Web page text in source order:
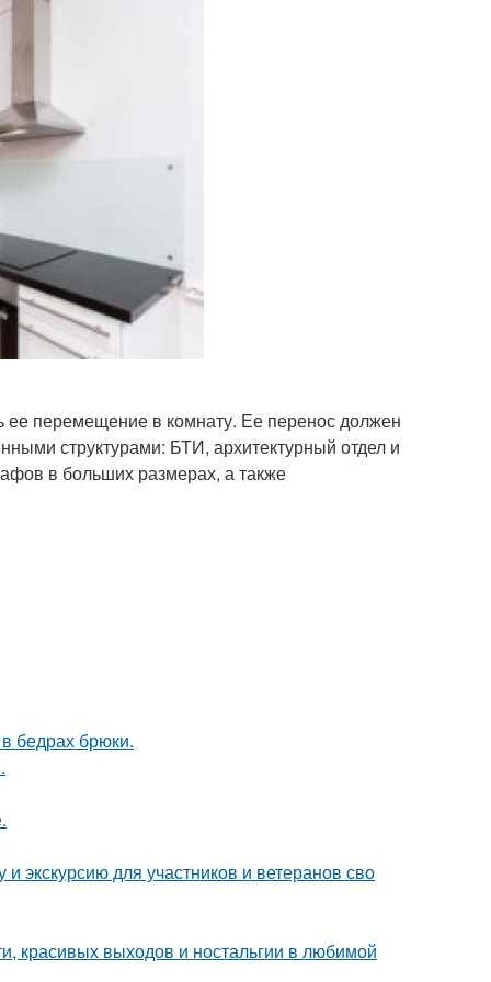
перемещение в комнату. Ее перенос должен
структурами: БТИ, архитектурный отдел и
в больших размерах, а также
бедрах брюки.
экскурсию для участников и ветеранов сво
красивых выходов и ностальгии в любимой